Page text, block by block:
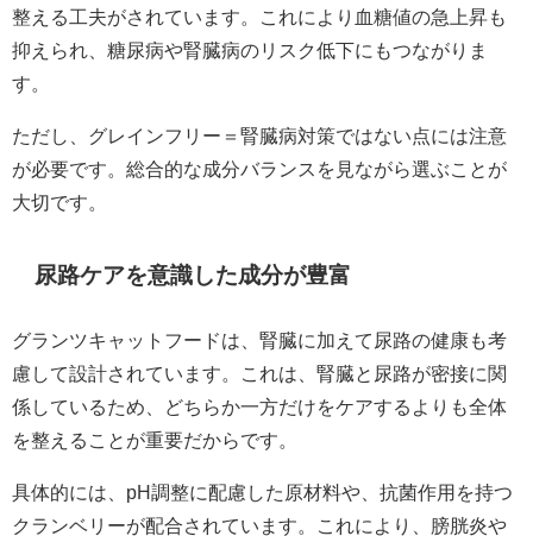
整える工夫がされています。これにより血糖値の急上昇も
抑えられ、糖尿病や腎臓病のリスク低下にもつながりま
す。
ただし、グレインフリー＝腎臓病対策ではない点には注意
が必要です。総合的な成分バランスを見ながら選ぶことが
大切です。
尿路ケアを意識した成分が豊富
グランツキャットフードは、腎臓に加えて尿路の健康も考
慮して設計されています。これは、腎臓と尿路が密接に関
係しているため、どちらか一方だけをケアするよりも全体
を整えることが重要だからです。
具体的には、pH調整に配慮した原材料や、抗菌作用を持つ
クランベリーが配合されています。これにより、膀胱炎や